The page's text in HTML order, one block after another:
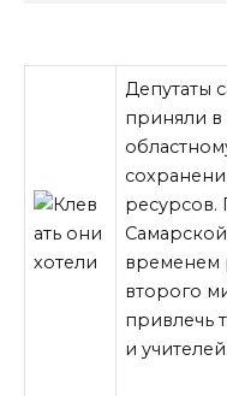
Депутаты
приняли
ресурсов.
временем
второго
привлечь
и учителей.